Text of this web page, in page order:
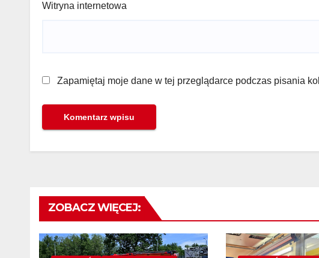
Witryna internetowa
Zapamiętaj moje dane w tej przeglądarce podczas pisania
ZOBACZ WIĘCEJ: